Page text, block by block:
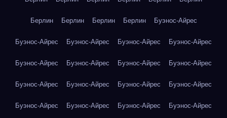
Берлин Берлин Берлин Берлин Буэнос-Айрес
Буэнос-Айрес Буэнос-Айрес Буэнос-Айрес Буэнос-Айрес
Буэнос-Айрес Буэнос-Айрес Буэнос-Айрес Буэнос-Айрес
Буэнос-Айрес Буэнос-Айрес Буэнос-Айрес Буэнос-Айрес
Буэнос-Айрес Буэнос-Айрес Буэнос-Айрес Буэнос-Айрес